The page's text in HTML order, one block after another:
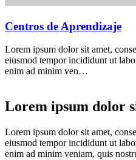
Centros de Aprendizaje
Lorem ipsum dolor sit amet,
eiusmod tempor incididunt ut
enim ad minim ven…
Lorem ipsum dolor
Lorem ipsum dolor sit amet,
eiusmod tempor incididunt ut
enim ad minim veniam, quis